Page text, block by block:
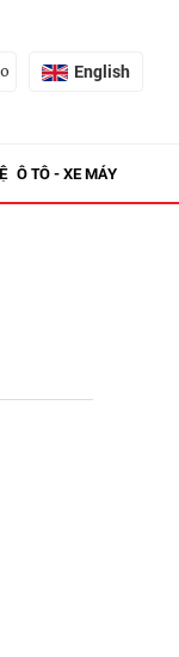
English
Ô TÔ - XE MÁY